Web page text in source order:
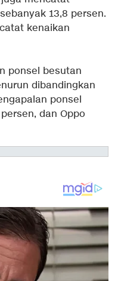
13,8 persen.
kenaikan
ponsel besutan
dibandingkan
ponsel
dan Oppo